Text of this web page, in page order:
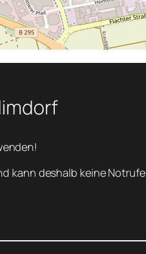
kann deshalb keine Notrufe